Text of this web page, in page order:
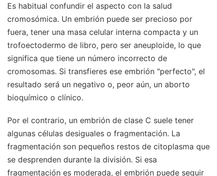
Es habitual confundir el aspecto con la salud
cromosómica. Un embrión puede ser precioso por
fuera, tener una masa celular interna compacta y un
trofoectodermo de libro, pero ser aneuploide, lo que
significa que tiene un número incorrecto de
cromosomas. Si transfieres ese embrión "perfecto", el
resultado será un negativo o, peor aún, un aborto
bioquímico o clínico.
Por el contrario, un embrión de clase C suele tener
algunas células desiguales o fragmentación. La
fragmentación son pequeños restos de citoplasma que
se desprenden durante la división. Si esa
fragmentación es moderada, el embrión puede seguir